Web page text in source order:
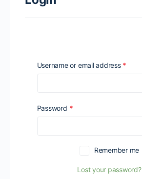
Username or email address *
Password *Required
Remember me
Lost your password?